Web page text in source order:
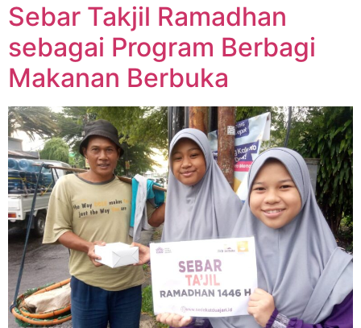
Sebar Takjil Ramadhan
sebagai Program Berbagi
Makanan Berbuka